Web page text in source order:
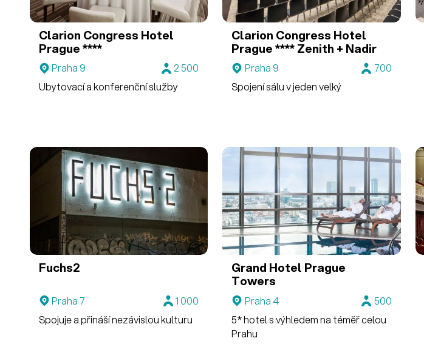
Clarion Congress Hotel
Prague ****
Praha 9
2 500
Ubytovací a konferenční služby
Clarion Congress Hotel
Prague ****Zenith + Nadir
Praha 9
700
Spojení sálu v jeden velký
Fuchs2
Praha 7
1 000
Spojuje a přináší nezávislou kulturu
Grand Hotel Prague
Towers
Praha 4
500
5* hotel s výhledem na téměř celou
Prahu